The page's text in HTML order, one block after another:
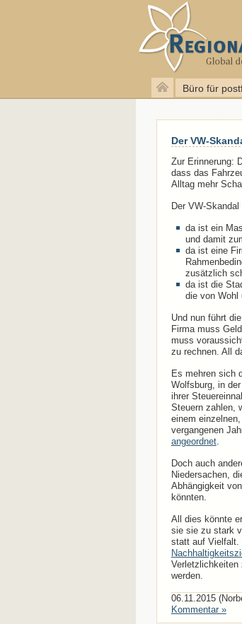
Büro für
Der VW-
Zur Erinnerung:
dass das
Alltag mehr
Der VW-
da ist ein
und damit
da ist eine
zusätzlich
da ist die
die von Wohl
Und nun führt
Firma muss
muss
zu rechnen. All
Es mehren sich
Wolfsburg, in
ihrer
Steuern zahlen,
einem
vergangenen
angeordnet.
Doch auch
Niedersachen,
Abhängigkeit
könnten.
All dies könnte
sie sie zu stark
statt auf Vielfalt.
Verletzlichkeiten
werden.
06.11.2015
Kommentar »